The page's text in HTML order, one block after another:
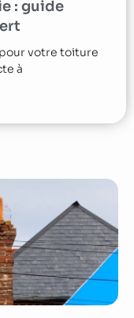
: guide
votre toiture
à